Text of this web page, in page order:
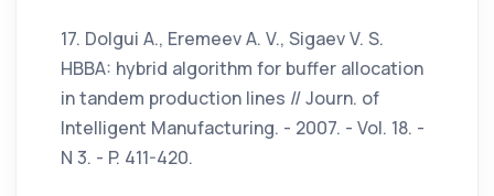
17. Dolgui A., Eremeev A. V., Sigaev V. S.
HBBA: hybrid algorithm for buffer allocation
in tandem production lines // Journ. of
Intelligent Manufacturing. - 2007. - Vol. 18. -
N 3. - P. 411-420.